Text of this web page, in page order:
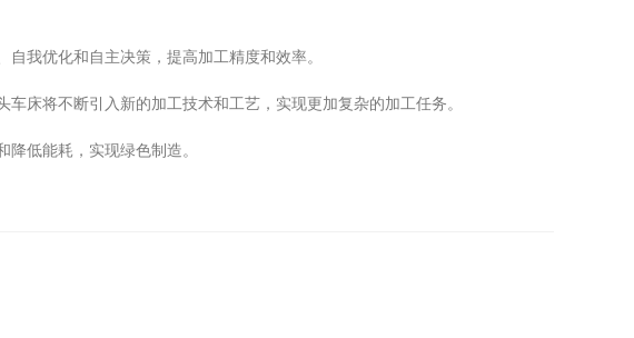
我优化和自主决策，提高加工精度和效率。
将不断引入新的加工技术和工艺，实现更加复杂的加工任务。
低能耗，实现绿色制造。